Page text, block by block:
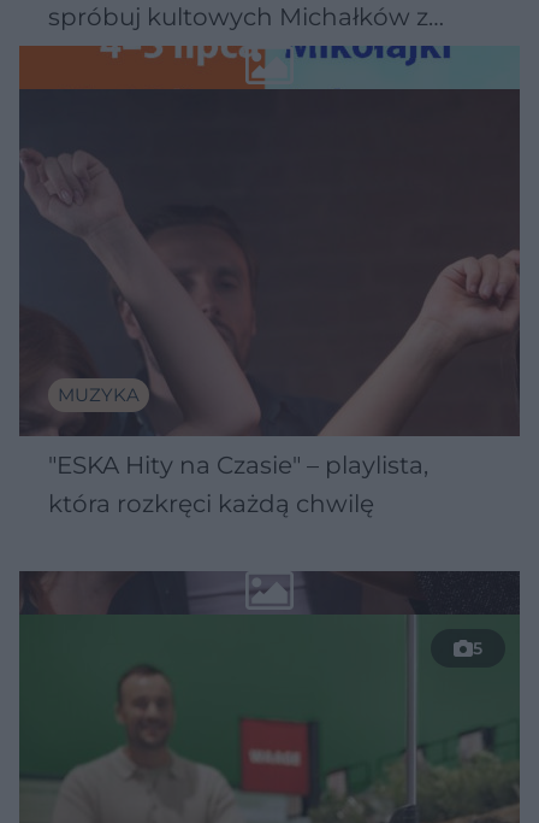
spróbuj kultowych Michałków z
Wawelu
MUZYKA
"ESKA Hity na Czasie" – playlista,
która rozkręci każdą chwilę
5